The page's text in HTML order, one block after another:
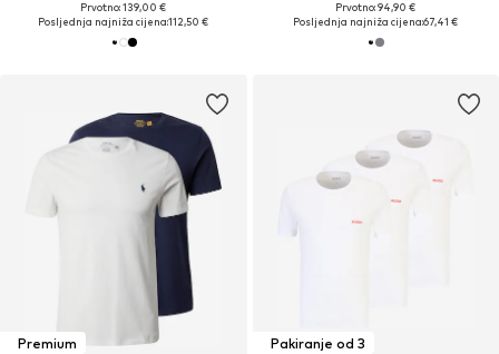
Prvotno: 139,00 €
Posljednja najniža cijena:112,50 €
Prvotno: 94,90 €
Posljednja najniža cijena:67,41 €
Premium
Pakiranje od 3